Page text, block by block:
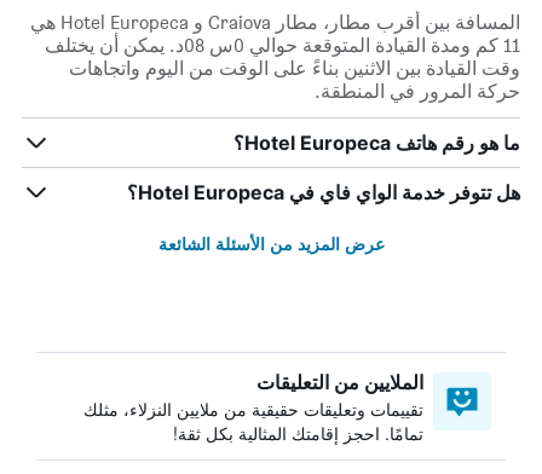
المسافة بين أقرب مطار، مطار Craiova و Hotel Europeca هي
11 كم ومدة القيادة المتوقعة حوالي 0س 08د. يمكن أن يختلف
وقت القيادة بين الاثنين بناءً على الوقت من اليوم واتجاهات
حركة المرور في المنطقة.
ما هو رقم هاتف Hotel Europeca؟
هل تتوفر خدمة الواي فاي في Hotel Europeca؟
عرض المزيد من الأسئلة الشائعة
الملايين من التعليقات
تقييمات وتعليقات حقيقية من ملايين النزلاء، مثلك
تمامًا. احجز إقامتك المثالية بكل ثقة!